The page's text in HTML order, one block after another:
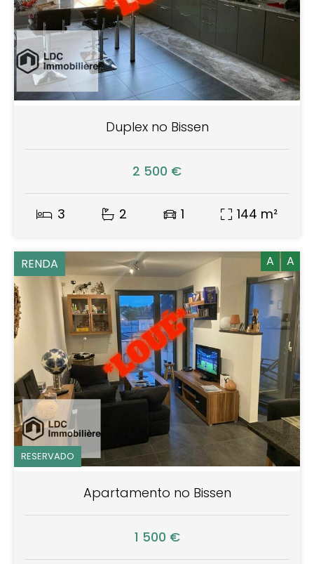
Duplex no Bissen
2 500 €
3 2 1 144 m²
RENDA
RESERVADO
A A
Apartamento no Bissen
1 500 €